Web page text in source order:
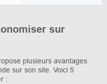
sur
plusieurs avantages
sur son site. Voici 5
: